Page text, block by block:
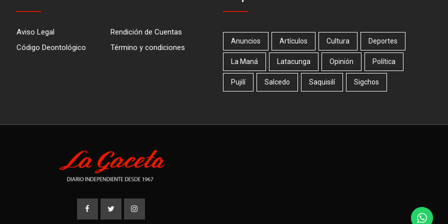
Aviso Legal
Rendición de Cuentas
Código Deontológico
Término y condiciones
Anuncios Artículos Cultura Deportes
La Maná Latacunga Opinión Política
Pujilí Salcedo Saquisilí Sigchos